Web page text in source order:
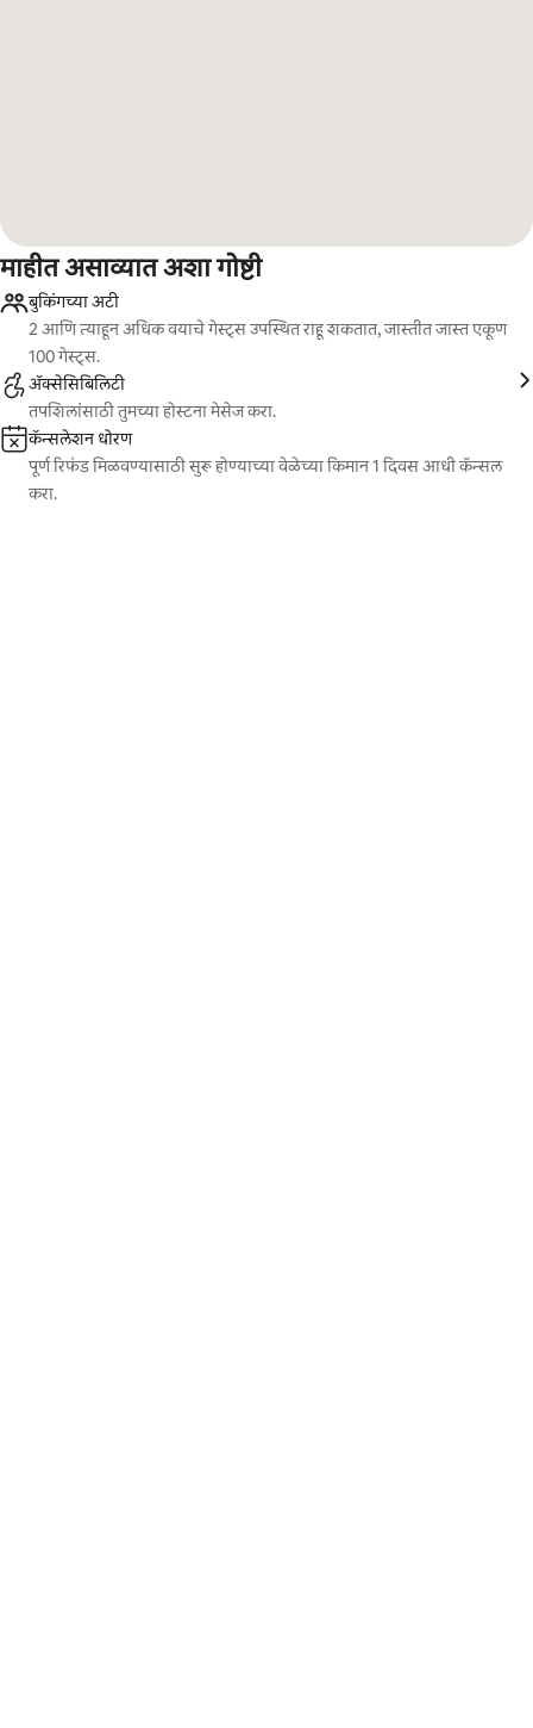
माहीत असाव्यात अशा गोष्टी
बुकिंगच्या अटी
2 आणि त्याहून अधिक वयाचे गेस्ट्स उपस्थित राहू शकतात, जास्तीत जास्त एकूण
100 गेस्ट्स.
ॲक्सेसिबिलिटी
तपशिलांसाठी तुमच्या होस्टना मेसेज करा.
कॅन्सलेशन धोरण
पूर्ण रिफंड मिळवण्यासाठी सुरू होण्याच्या वेळेच्या किमान 1 दिवस आधी कॅन्सल
करा.